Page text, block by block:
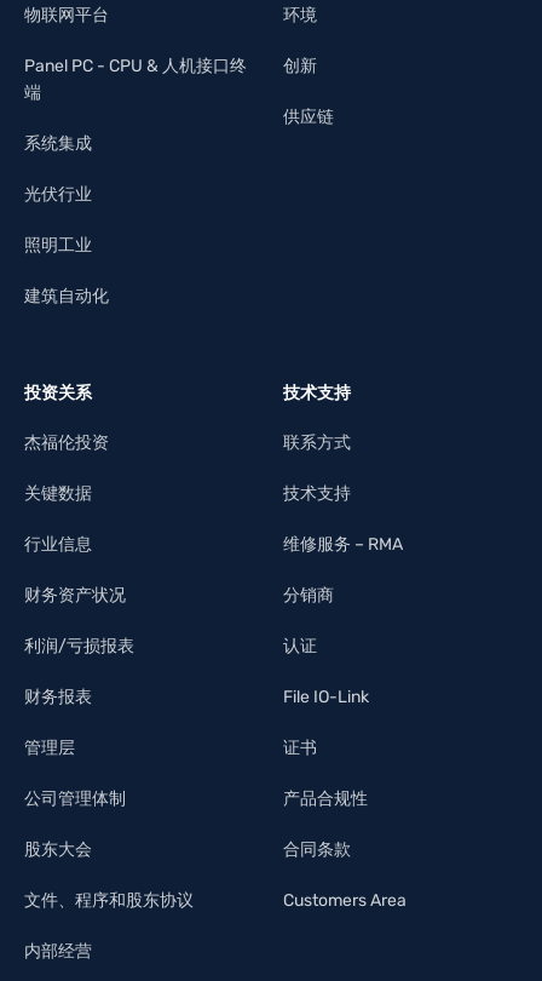
物联网平台
Panel PC - CPU & 人机接口终
端
系统集成
光伏行业
照明工业
建筑自动化
环境
创新
供应链
投资关系
杰福伦投资
关键数据
行业信息
财务资产状况
利润/亏损报表
财务报表
管理层
公司管理体制
股东大会
文件、程序和股东协议
内部经营
技术支持
联系方式
技术支持
维修服务 – RMA
分销商
认证
File IO-Link
证书
产品合规性
合同条款
Customers Area